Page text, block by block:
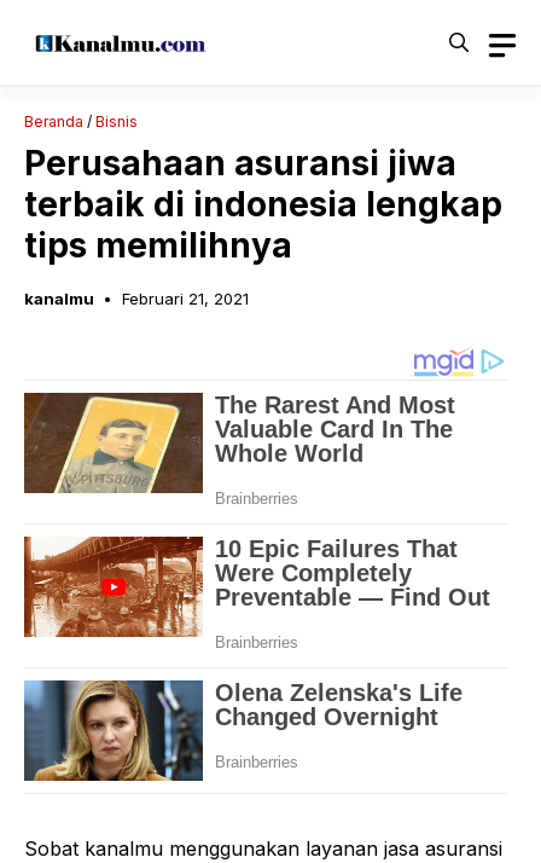
Beranda / Bisnis
Perusahaan asuransi jiwa
terbaik di indonesia lengkap
tips memilihnya
kanalmu Februari 21, 2021
Sobat kanalmu menggunakan layanan jasa asuransi